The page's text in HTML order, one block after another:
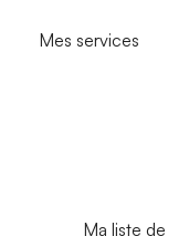
Mes services
Ma liste de